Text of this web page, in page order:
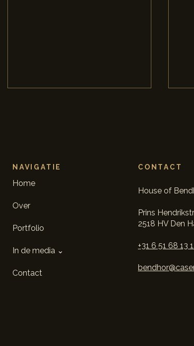
Jan Berghuis ontvangt
Nationale SchilderVAKprijs
2021
Home
Over
Portfolio
In de media ⌄
Contact
NAVIGATIE CONTACT
House of
Prins
2518 HV Den
+31 6 51 68 13